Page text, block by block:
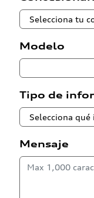
Modelo
Tipo de
Mensaje